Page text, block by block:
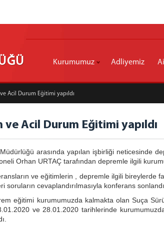
Kurumumuz Adliyemiz
Acil Durum Eğitimi yapıldı
Acil Durum Eğitimi yapıldı
arasında yapılan işbirliği neticesinde
Orhan URTAÇ tarafından depremle ilgili
ve eğitimlerin , depremle ilgili bireylerde
cevaplandırılmasıyla konferans sonlandı.
eğitimi kurumumuzda kalmakta olan Suça
ve 28.01.2020 tarihlerinde